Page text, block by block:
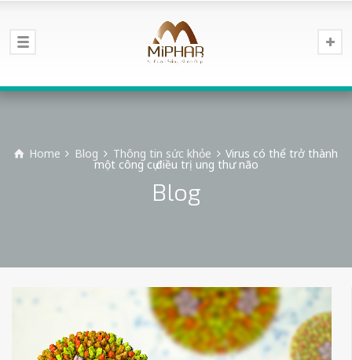
Home Blog Thông tin sức khỏe Virus có thể trở thành
một công cụ điều trị ung thư não
Blog